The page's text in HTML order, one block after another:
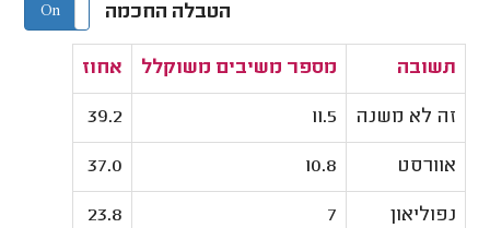
הטבלה החכמה On Off
תשובה מספר משיבים משוקלל אחוז
זה לא משנה 11.5
39.2
אוורסט 10.8
37.0
נפוליאון 7
23.8